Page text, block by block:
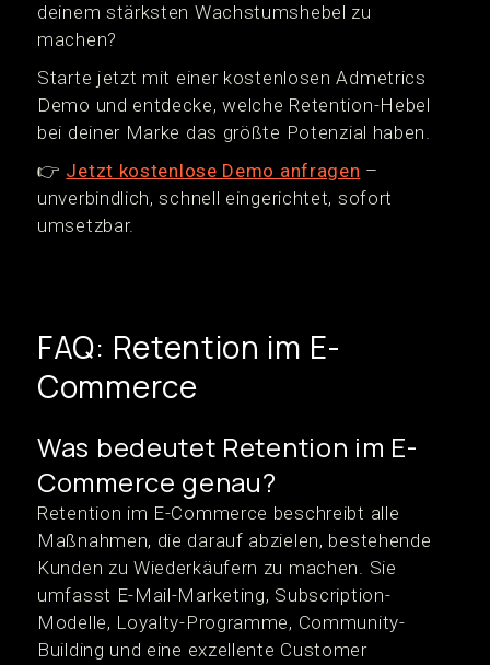
deinem stärksten Wachstumshebel zu
machen?
Starte jetzt mit einer kostenlosen Admetrics
Demo und entdecke, welche Retention-Hebel
bei deiner Marke das größte Potenzial haben.
👉 Jetzt kostenlose Demo anfragen –
unverbindlich, schnell eingerichtet, sofort
umsetzbar.
FAQ: Retention im E-
Commerce
Was bedeutet Retention im E-
Commerce genau?
Retention im E-Commerce beschreibt alle
Maßnahmen, die darauf abzielen, bestehende
Kunden zu Wiederkäufern zu machen. Sie
umfasst E-Mail-Marketing, Subscription-
Modelle, Loyalty-Programme, Community-
Building und eine exzellente Customer